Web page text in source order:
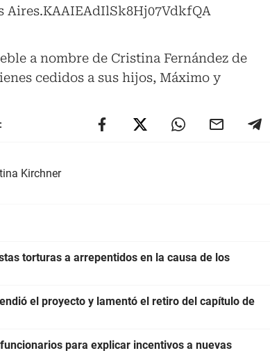
Aires.KAAIEAdIlSk8Hj07VdkfQA
a nombre de Cristina Fernández de
cedidos a sus hijos, Máximo y
Kirchner
torturas a arrepentidos en la causa de los
el proyecto y lamentó el retiro del capítulo de
para explicar incentivos a nuevas